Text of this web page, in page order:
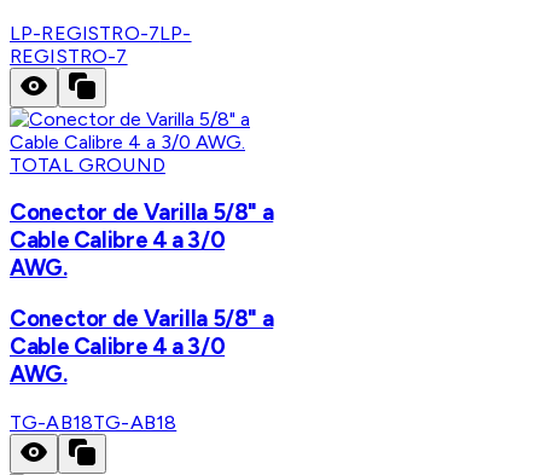
LP-REGISTRO-7LP-
REGISTRO-7
TOTAL GROUND
Conector de Varilla 5/8" a
Cable Calibre 4 a 3/0
AWG.
Conector de Varilla 5/8" a
Cable Calibre 4 a 3/0
AWG.
TG-AB18TG-AB18